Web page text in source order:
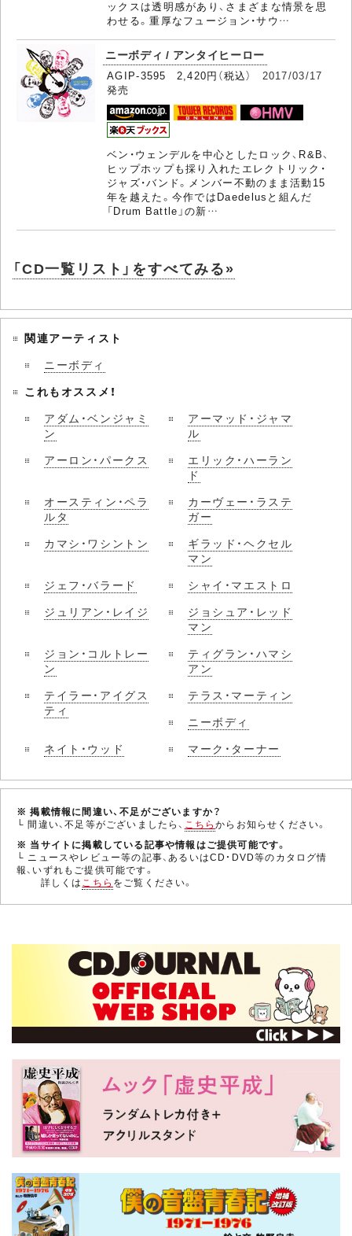
ックスは透明感があり、さまざまな情景を思
わせる。重厚なフュージョン・サウ…
ニーボディ / アンタイヒーロー
AGIP-3595 2,420円（税込） 2017/03/17
発売
ベン・ウェンデルを中心としたロック、R&B、
ヒップホップも採り入れたエレクトリック・
ジャズ・バンド。メンバー不動のまま活動15
年を越えた。今作ではDaedelusと組んだ
「Drum Battle」の新…
「CD一覧リスト」をすべてみる»
関連アーティスト
ニーボディ
これもオススメ！
アダム・ベンジャミ
ン
アーマッド・ジャマ
ル
アーロン・パークス
エリック・ハーラン
ド
オースティン・ペラ
ルタ
カーヴェー・ラステ
ガー
カマシ・ワシントン
ギラッド・ヘクセル
マン
ジェフ・バラード
シャイ・マエストロ
ジュリアン・レイジ
ジョシュア・レッド
マン
ジョン・コルトレー
ン
ティグラン・ハマシ
アン
テイラー・アイグス
ティ
テラス・マーティン
ニーボディ
ネイト・ウッド
マーク・ターナー
※ 掲載情報に間違い、不足がございますか？
└ 間違い、不足等がございましたら、 こちらからお知らせください。
※ 当サイトに掲載している記事や情報はご提供可能です。
└ ニュースやレビュー等の記事、あるいはCD・DVD等のカタログ情
報、いずれもご提供可能です。
詳しくはこちら をご覧ください。